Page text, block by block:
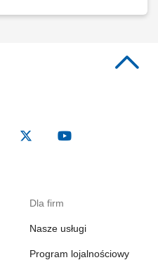
Dla firm
Nasze usługi
Program lojalnościowy